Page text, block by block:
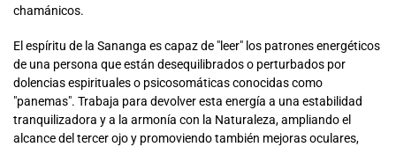
chamánicos.
El espíritu de la Sananga es capaz de "leer" los patrones energéticos
de una persona que están desequilibrados o perturbados por
dolencias espirituales o psicosomáticas conocidas como
"panemas". Trabaja para devolver esta energía a una estabilidad
tranquilizadora y a la armonía con la Naturaleza, ampliando el
alcance del tercer ojo y promoviendo también mejoras oculares,